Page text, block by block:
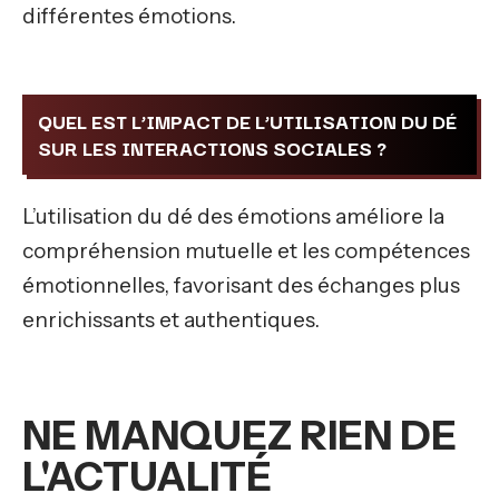
différentes émotions.
QUEL EST L’IMPACT DE L’UTILISATION DU DÉ
SUR LES INTERACTIONS SOCIALES ?
L’utilisation du dé des émotions améliore la
compréhension mutuelle et les compétences
émotionnelles, favorisant des échanges plus
enrichissants et authentiques.
NE MANQUEZ RIEN DE
L'ACTUALITÉ